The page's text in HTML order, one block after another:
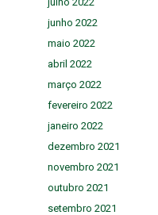
junho 2022
maio 2022
abril 2022
março 2022
fevereiro 2022
janeiro 2022
dezembro 2021
novembro 2021
outubro 2021
setembro 2021